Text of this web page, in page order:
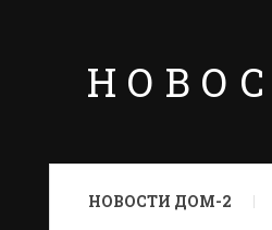
НОВОСТИ ДОМ-2